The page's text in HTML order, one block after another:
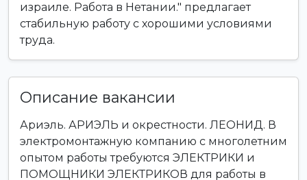
израиле. Работа в Нетании." предлагает
стабильную работу с хорошими условиями
труда.
Описание вакансии
Ариэль. АРИЭЛЬ и окрестности. ЛЕОНИД. В
электромонтажную компанию с многолетним
опытом работы требуются ЭЛЕКТРИКИ и
ПОМОЩНИКИ ЭЛЕКТРИКОВ для работы в